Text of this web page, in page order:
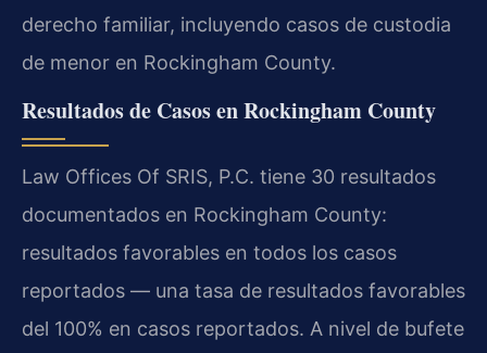
derecho familiar, incluyendo casos de custodia
de menor en Rockingham County.
Resultados de Casos en Rockingham County
Law Offices Of SRIS, P.C. tiene 30 resultados
documentados en Rockingham County:
resultados favorables en todos los casos
reportados — una tasa de resultados favorables
del 100% en casos reportados. A nivel de bufete